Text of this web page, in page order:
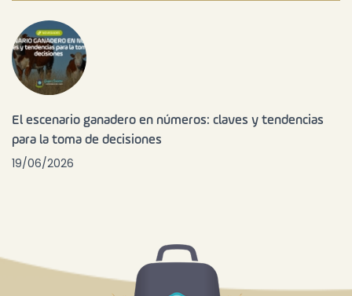
El escenario ganadero en números: claves y tendencias
para la toma de decisiones
19/06/2026